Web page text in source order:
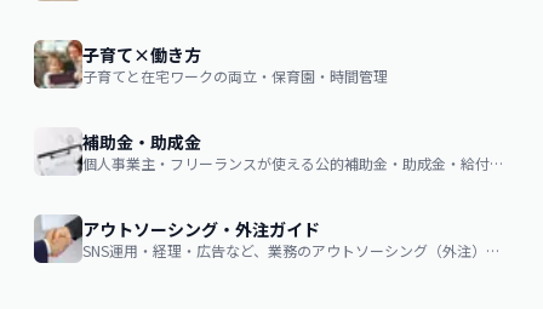
子育て×働き方
子育てと在宅ワークの両立・保育園・時間管理
補助金・助成金
個人事業主・フリーランスが使える公的補助金・助成金・給付金の申請ガイド
アウトソーシング・外注ガイド
SNS運用・経理・広告など、業務のアウトソーシング（外注）を検討する企業・個人向け。費用相場・依頼の流れ・失敗しない選び方